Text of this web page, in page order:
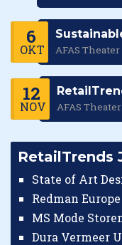
6
OKT AFAS Theater
12
NOV AFAS Theater
RetailTrends
State of Art
Redman
MS Mode
Dura Vermeer